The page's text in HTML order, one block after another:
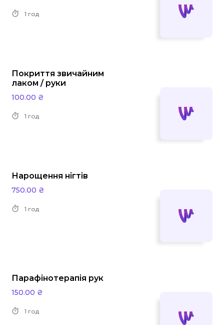
1 год
Покриття звичайним
лаком / руки
100.00 ₴
1 год
Нарощення нігтів
750.00 ₴
1 год
Парафінотерапія рук
150.00 ₴
1 год